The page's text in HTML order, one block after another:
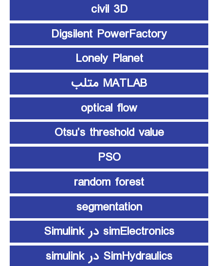
civil 3D
Digsilent PowerFactory
Lonely Planet
MATLAB متلب
optical flow
Otsu’s threshold value
PSO
random forest
segmentation
simElectronics در Simulink
SimHydraulics در simulink